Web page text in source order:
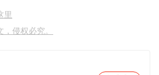
里
侵权必究。